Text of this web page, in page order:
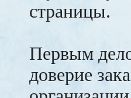
страницы.
Первым
доверие